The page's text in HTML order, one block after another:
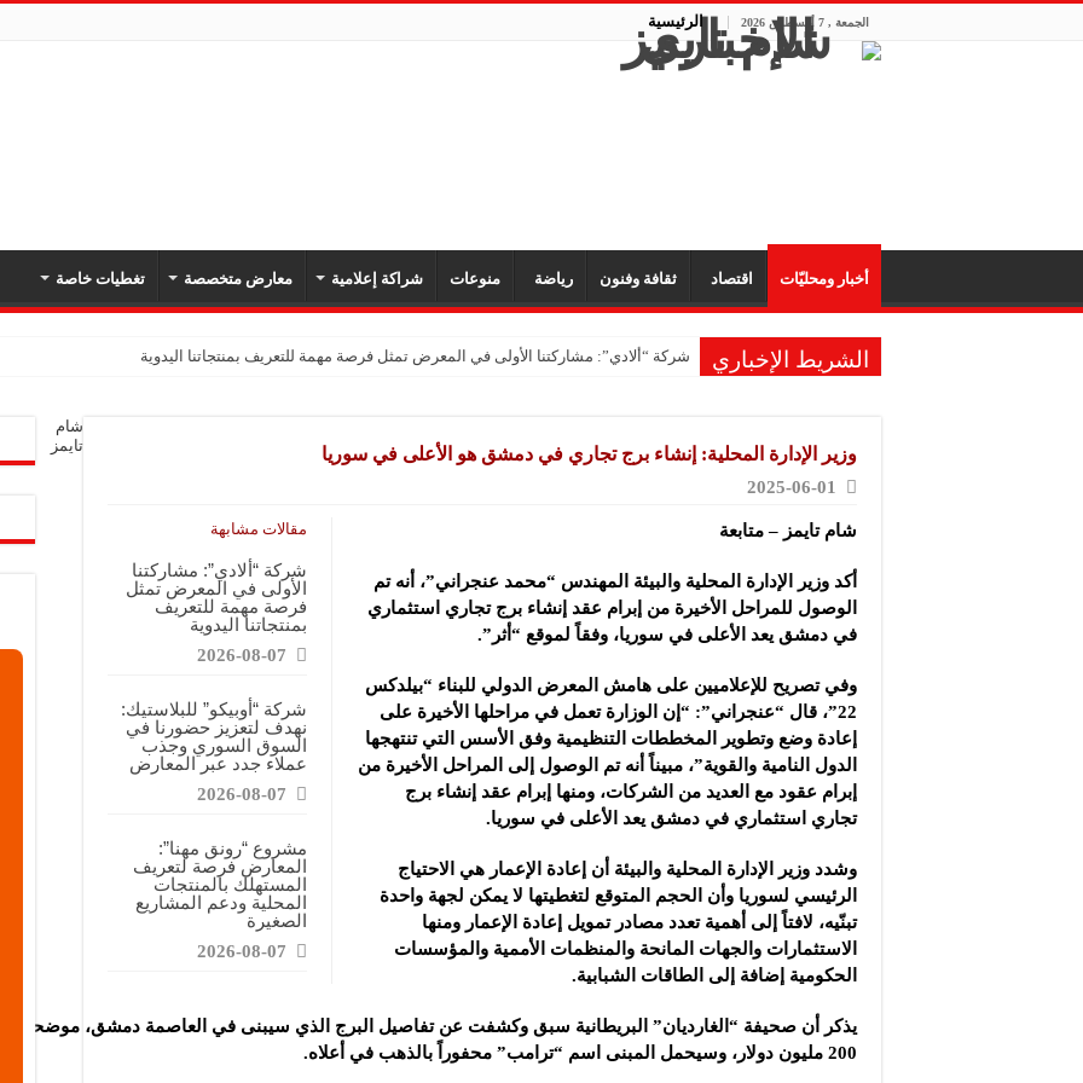
الجمعة , 7 أغسطس 2026 الرئيسية
أخبار ومحليّات اقتصاد ثقافة وفنون رياضة منوعات شراكة إعلامية معارض متخصصة تغطيات خاصة
الشريط الإخباري شركة “ألادي”: مشاركتنا الأولى في المعرض تمثل فرصة مهمة للتعريف بمنتجاتنا اليدوية
مشروع “رونق مهنا”: المعارض فرصة لتعريف المستهلك بالمنتجات المحلية ودعم المشاريع الصغيرة
موقع “نيوز بيردز”: مشاركتنا في المعرض تهدف إلى الترويج للموقع وتعزيز حضوره الإعلامي
شركة “قمم الجودة للمعدات الصناعية”: شاركنا بالمعرض لدعم مرحلة إعادة الإعمار في سوريا
وزير الإدارة المحلية: إنشاء برج تجاري في دمشق هو الأعلى في سوريا
2025-06-01
مقالات مشابهة
شركة “ألادي”: مشاركتنا
الأولى في المعرض تمثل
فرصة مهمة للتعريف
بمنتجاتنا اليدوية
2026-08-07
شركة “أوبيكو” للبلاستيك:
نهدف لتعزيز حضورنا في
السوق السوري وجذب
عملاء جدد عبر المعارض
2026-08-07
مشروع “رونق مهنا”:
المعارض فرصة لتعريف
المستهلك بالمنتجات
المحلية ودعم المشاريع
الصغيرة
2026-08-07
شام تايمز – متابعة
أكد وزير الإدارة المحلية والبيئة المهندس “محمد عنجراني”، أنه تم
الوصول للمراحل الأخيرة من إبرام عقد إنشاء برج تجاري استثماري
في دمشق يعد الأعلى في سوريا، وفقاً لموقع “أثر”.
وفي تصريح للإعلاميين على هامش المعرض الدولي للبناء “بيلدكس
22”، قال “عنجراني”: “إن الوزارة تعمل في مراحلها الأخيرة على
إعادة وضع وتطوير المخططات التنظيمية وفق الأسس التي تنتهجها
الدول النامية والقوية”، مبيناً أنه تم الوصول إلى المراحل الأخيرة من
إبرام عقود مع العديد من الشركات، ومنها إبرام عقد إنشاء برج
تجاري استثماري في دمشق يعد الأعلى في سوريا.
وشدد وزير الإدارة المحلية والبيئة أن إعادة الإعمار هي الاحتياج
الرئيسي لسوريا وأن الحجم المتوقع لتغطيتها لا يمكن لجهة واحدة
تبنّيه، لافتاً إلى أهمية تعدد مصادر تمويل إعادة الإعمار ومنها
الاستثمارات والجهات المانحة والمنظمات الأممية والمؤسسات
الحكومية إضافة إلى الطاقات الشبابية.
200 مليون دولار، وسيحمل المبنى اسم “ترامب” محفوراً بالذهب في أعلاه.
شام
تايمز